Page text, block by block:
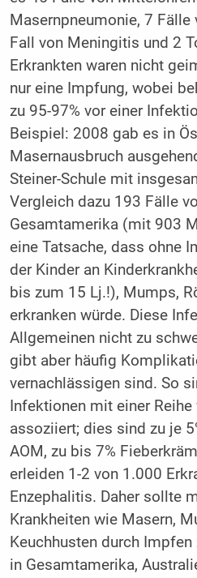
Masernpneumonie, 7
Fall von Meningitis und 2
Erkrankten waren nicht
nur eine Impfung, wobei
zu 95-97% vor einer
Beispiel: 2008 gab es in
Masernausbruch
Steiner-Schule mit
Vergleich dazu 193 Fälle
Gesamtamerika (mit 903
eine Tatsache, dass ohne
der Kinder an
bis zum 15 Lj.!), Mumps,
erkranken würde. Diese
Allgemeinen nicht zu
gibt aber häufig
vernachlässigen sind. So
Infektionen mit einer
assoziiert; dies sind zu je
AOM, zu bis 7%
erleiden 1-2 von 1.000
Enzephalitis. Daher sollte
Krankheiten wie Masern,
Keuchhusten durch
in Gesamtamerika,